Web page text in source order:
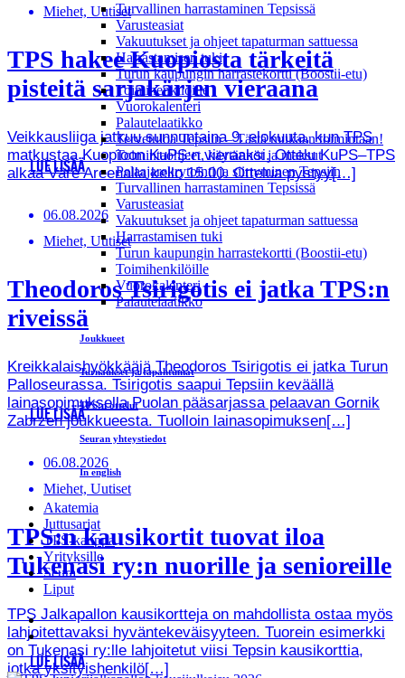
Turvallinen harrastaminen Tepsissä
Varusteasiat
Vakuutukset ja ohjeet tapaturman sattuessa
Harrastamisen tuki
Turun kaupungin harrastekortti (Boostii-etu)
Toimihenkilöille
Vuorokalenteri
Palautelaatikko
Tervetuloa Tepsiin – Tästä mukaan toimintaan!
Toimintaohjeet, käytännöt ja maksut
Pelaajarekrytointi ja siirtyminen Tepsiin
Turvallinen harrastaminen Tepsissä
Varusteasiat
Vakuutukset ja ohjeet tapaturman sattuessa
Harrastamisen tuki
Turun kaupungin harrastekortti (Boostii-etu)
Toimihenkilöille
Vuorokalenteri
Palautelaatikko
Joukkueet
Turnaukset ja tapahtumat
TPS:n ottelut
Seuran yhteystiedot
In english
Akatemia
Juttusarjat
TPS-kauppa
Yrityksille
Seura
Liput
Miehet, Uutiset
TPS hakee Kuopiosta tärkeitä
pisteitä sarjakärjen vieraana
Veikkausliiga jatkuu sunnuntaina 9. elokuuta, kun TPS
matkustaa Kuopioon KuPS:n vieraaksi. Ottelu KuPS–TPS
alkaa Väre Areenalla kello 15.00. Ottelua pystyy[…]
LUE LISÄÄ
06.08.2026
Miehet, Uutiset
Theodoros Tsirigotis ei jatka TPS:n
riveissä
Kreikkalaishyökkääjä Theodoros Tsirigotis ei jatka Turun
Palloseurassa. Tsirigotis saapui Tepsiin keväällä
lainasopimuksella Puolan pääsarjassa pelaavan Gornik
Zabrzen joukkueesta. Tuolloin lainasopimuksen[…]
LUE LISÄÄ
06.08.2026
Miehet, Uutiset
TPS:n kausikortit tuovat iloa
Tukenasi ry:n nuorille ja senioreille
TPS Jalkapallon kausikortteja on mahdollista ostaa myös
lahjoitettavaksi hyväntekeväisyyteen. Tuorein esimerkki
on Tukenasi ry:lle lahjoitetut viisi Tepsin kausikorttia,
jotka yksityishenkilö[…]
LUE LISÄÄ